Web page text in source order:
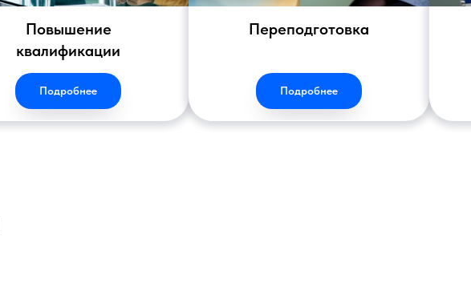
Повышение
квалификации
Подробнее
Переподготовка
Подробнее